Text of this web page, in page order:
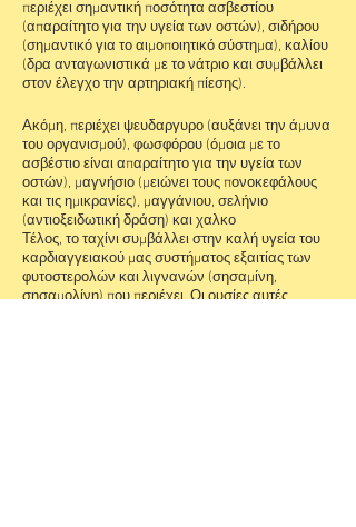
περιέχει σημαντική ποσότητα ασβεστίου
(απαραίτητο για την υγεία των οστών), σιδήρου
(σημαντικό για το αιμοποιητικό σύστημα), καλίου
(δρα ανταγωνιστικά με το νάτριο και συμβάλλει
στον έλεγχο την αρτηριακή πίεσης).
Ακόμη, περιέχει ψευδαργυρο (αυξάνει την άμυνα
του οργανισμού), φωσφόρου (όμοια με το
ασβέστιο είναι απαραίτητο για την υγεία των
οστών), μαγνήσιο (μειώνει τους πονοκεφάλους
και τις ημικρανίες), μαγγάνιου, σελήνιο
(αντιοξειδωτική δράση) και χαλκο
Τέλος, το ταχίνι συμβάλλει στην καλή υγεία του
καρδιαγγειακού μας συστήματος εξαιτίας των
φυτοστερολών και λιγνανών (σησαμίνη,
σησαμολίνη) που περιέχει. Οι ουσίες αυτές